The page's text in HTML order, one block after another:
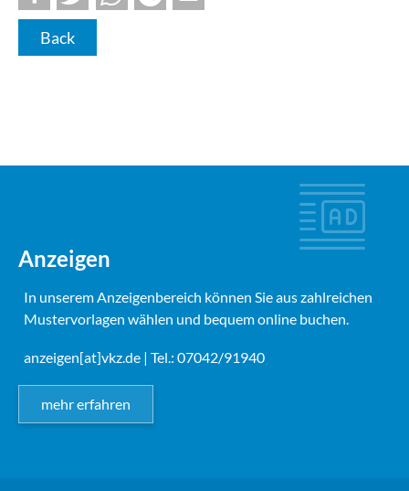
Back
Anzeigen
In unserem Anzeigenbereich können Sie aus zahlreichen
Mustervorlagen wählen und bequem online buchen.
anzeigen[at]vkz.de | Tel.: 07042/91940
mehr erfahren